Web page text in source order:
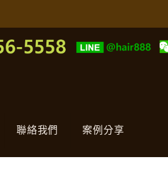
聯絡我們 案例分享